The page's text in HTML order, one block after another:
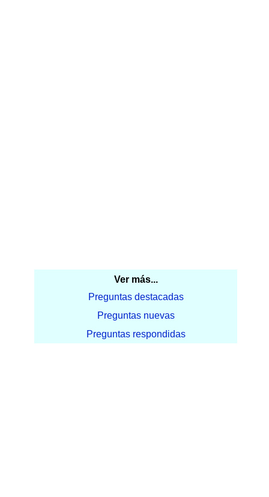
Ver más...
Preguntas destacadas
Preguntas nuevas
Preguntas respondidas